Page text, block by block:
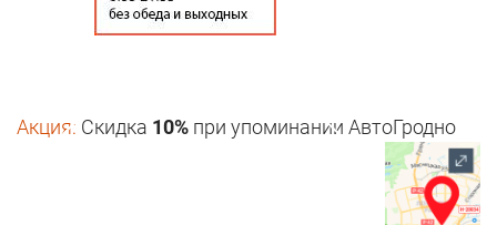
Акция: Скидка 10% при упоминании АвтоГродно